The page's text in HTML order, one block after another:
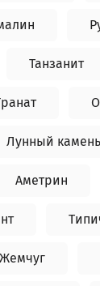
Танзанит
Лунный камень
Аметрин
Жемчуг